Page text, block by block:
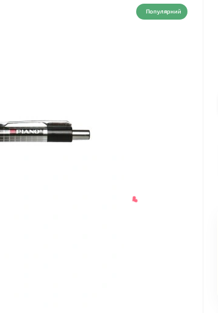
Популярний